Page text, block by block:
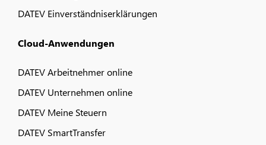
DATEV Einverständniserklärungen
Cloud-Anwendungen
DATEV Arbeitnehmer online
DATEV Unternehmen online
DATEV Meine Steuern
DATEV SmartTransfer